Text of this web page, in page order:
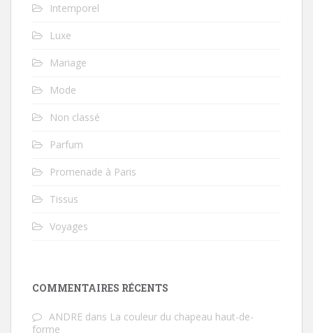
Intemporel
Luxe
Mariage
Mode
Non classé
Parfum
Promenade à Paris
Tissus
Voyages
COMMENTAIRES RÉCENTS
ANDRE dans La couleur du chapeau haut-de-
forme